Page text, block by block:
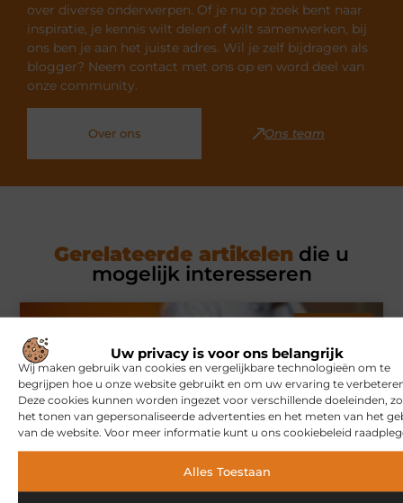
Uw privacy is voor ons belangrijk
Wij maken gebruik van cookies en vergelijkbare technologieën om te
begrijpen hoe u onze website gebruikt en om uw ervaring te
Deze cookies kunnen worden ingezet voor verschillende doeleinden,
het tonen van gepersonaliseerde advertenties en het meten van het
van de website. Voor meer informatie kunt u ons cookiebeleid
Alles Toestaan
over diverse onderwerpen. Of je nu op zoek bent naar
inspiratie, je kennis wilt delen of wilt samenwerken, bij
ons ben je aan het juiste adres. Wil je zelf bijdragen als
blogger? Neem contact met ons op en word deel van
onze community.
Over ons Ons team
Gerelateerde artikelen die u
mogelijk interesseren
Hoe u een webshop laat bouwen die klaar is voor